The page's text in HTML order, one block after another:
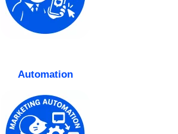
Automation